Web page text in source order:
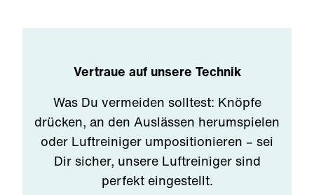
Vertraue auf unsere Technik
Was Du vermeiden solltest: Knöpfe
drücken, an den Auslässen herumspielen
oder Luftreiniger umpositionieren – sei
Dir sicher, unsere Luftreiniger sind
perfekt eingestellt.